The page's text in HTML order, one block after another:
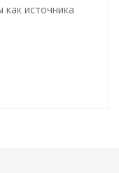
как источника